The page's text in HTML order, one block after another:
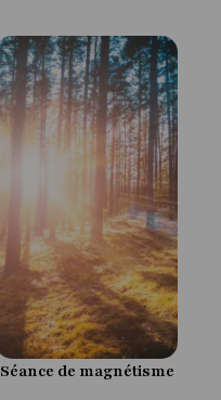
Séance de magnétisme